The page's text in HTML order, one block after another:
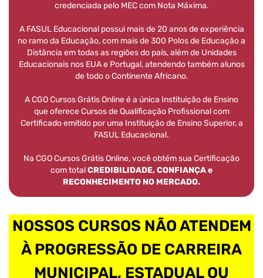
credenciada pelo MEC com Nota Máxima.
A FASUL Educacional possui mais de 20 anos de experiência
no ramo da Educação, com mais de 300 Polos de Educação a
Distância em todas as regiões do país, além de Unidades
Educacionais nos EUA e Portugal, atendendo também alunos
de todo o Continente Africano.
A CGO Cursos Grátis Online é a única Instituição de Ensino
que oferece Cursos de Qualificação Profissional com
Certificado emitido por uma Instituição de Ensino Superior, a
FASUL Educacional.
Na CGO Cursos Grátis Online, você obtém sua Certificação
com totalCREDIBILIDADE, CONFIANÇA e
RECONHECIMENTO NO MERCADO.
NOSSOS CURSOS NÃO ATENDEM
À PROGRESSÃO DE CARREIRA
MUNICIPAL, ESTADUAL OU